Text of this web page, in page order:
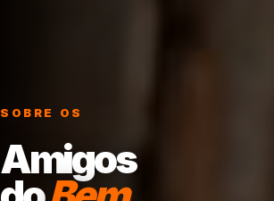
SOBRE OS
Amigos